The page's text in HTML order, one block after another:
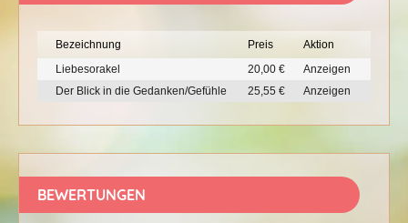
Bezeichnung Preis
Aktion
Liebesorakel
20,00 €
Anzeigen
Der Blick in die Gedanken/Gefühle
25,55 € Anzeigen
BEWERTUNGEN